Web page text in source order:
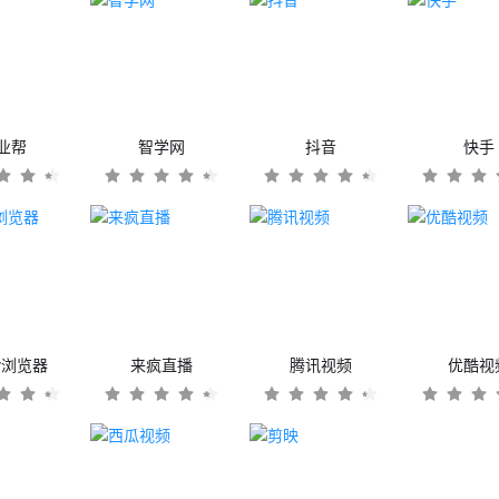
帮 智学网 抖音 快手
览器 来疯直播 腾讯视频 优酷视